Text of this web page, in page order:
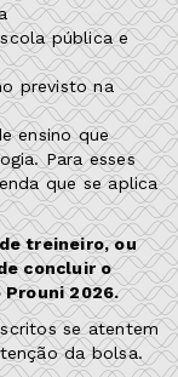
pública e
previsto na
ensino que
Para esses
que se aplica
treineiro, ou
concluir o
Prouni 2026.
se atentem
da bolsa.